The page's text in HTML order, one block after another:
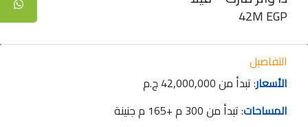
42M EGP
التفاصيل
الأسعار: تبدأ من 42,000,000 ج.م
المساحات: تبدأ من 300 م +165 م جنينة